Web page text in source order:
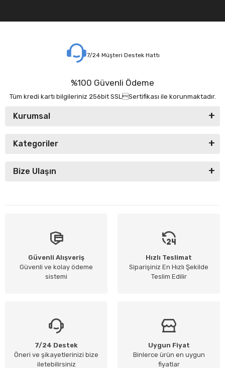
7/24 Müşteri Destek Hattı
%100 Güvenli Ödeme
Tüm kredi kartı bilgileriniz 256bit SSLSertifikası ile korunmaktadır.
Kurumsal
Kategoriler
Bize Ulaşın
Güvenli Alışveriş
Güvenli ve kolay ödeme
sistemi
Hızlı Teslimat
Siparişiniz En Hızlı Şekilde
Teslim Edilir
7/24 Destek
Öneri ve şikayetlerinizi bize
iletebilirsiniz
Uygun Fiyat
Binlerce ürün en uygun
fiyatlar